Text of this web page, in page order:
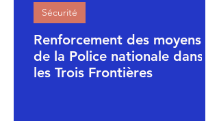
Renforcement des moyens
de la Police nationale dans
les Trois Frontières
Sécurité